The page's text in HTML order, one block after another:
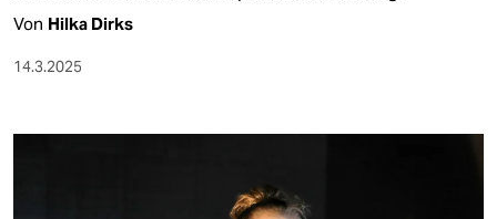
Von Hilka Dirks
14.3.2025